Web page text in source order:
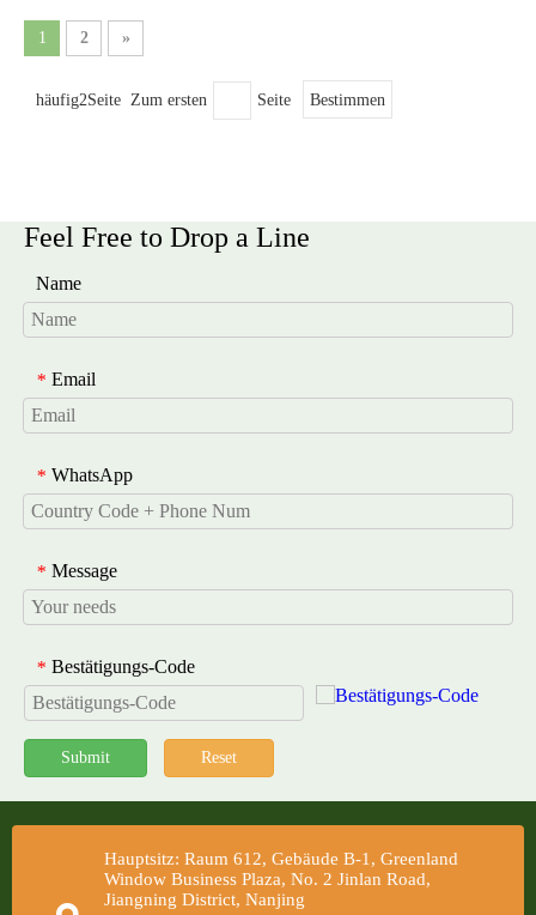
sich bei der Proteinernährung eigentlich um eine
Aminosäureernährung.
1 2 »
häufig2Seite Zum ersten Seite Bestimmen
Feel Free to Drop a Line
Name
* Email
* WhatsApp
* Message
* Bestätigungs-Code
Submit Reset
Hauptsitz: Raum 612, Gebäude B-1, Greenland
Window Business Plaza, No. 2 Jinlan Road,
Jiangning District, Nanjing